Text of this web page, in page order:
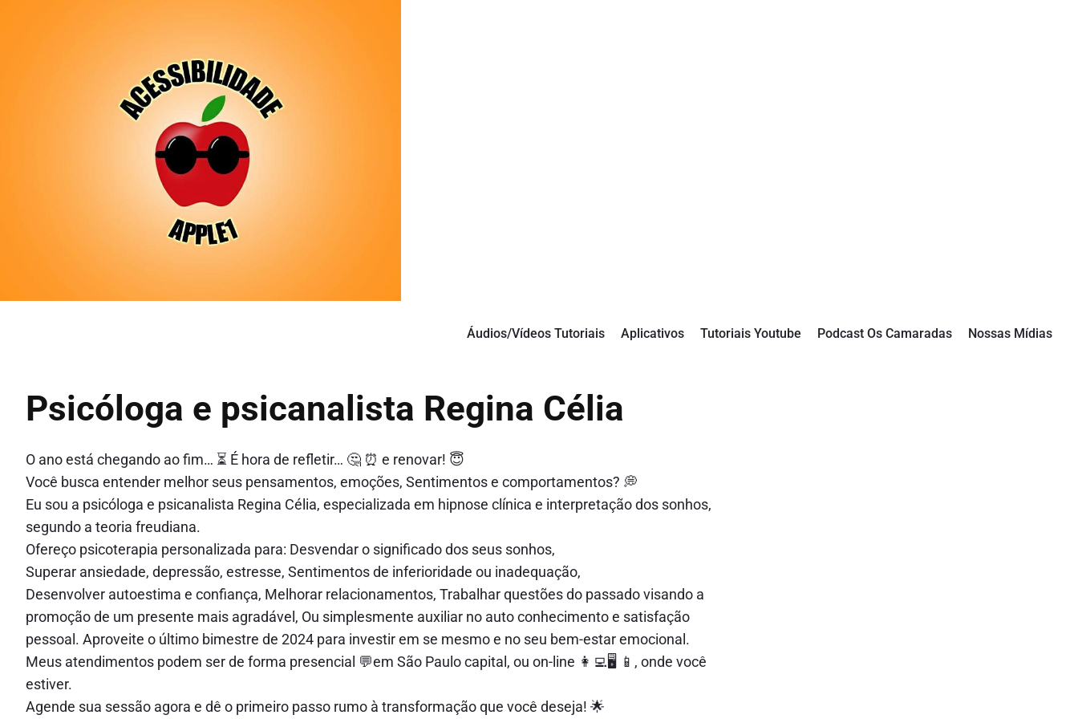
Áudios/Vídeos Tutoriais Aplicativos Tutoriais Youtube Podcast Os Camaradas Nossas Mídias
Psicóloga e psicanalista Regina Célia
O ano está chegando ao fim… ⏳ É hora de refletir… 🤔 ⏰ e renovar! 😇
Você busca entender melhor seus pensamentos, emoções, Sentimentos e comportamentos? 💭
Eu sou a psicóloga e psicanalista Regina Célia, especializada em hipnose clínica e interpretação dos sonhos,
segundo a teoria freudiana.
Ofereço psicoterapia personalizada para: Desvendar o significado dos seus sonhos,
Superar ansiedade, depressão, estresse, Sentimentos de inferioridade ou inadequação,
Desenvolver autoestima e confiança, Melhorar relacionamentos, Trabalhar questões do passado visando a
promoção de um presente mais agradável, Ou simplesmente auxiliar no auto conhecimento e satisfação
pessoal. Aproveite o último bimestre de 2024 para investir em se mesmo e no seu bem-estar emocional.
Meus atendimentos podem ser de forma presencial 💬em São Paulo capital, ou on-line 👩‍💻🖥 📱, onde você
estiver.
Agende sua sessão agora e dê o primeiro passo rumo à transformação que você deseja! 🌟